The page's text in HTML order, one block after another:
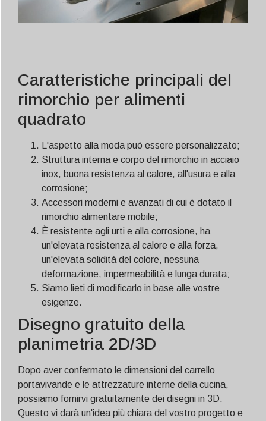
Caratteristiche principali del
rimorchio per alimenti
quadrato
L'aspetto alla moda può essere personalizzato;
Struttura interna e corpo del rimorchio in acciaio
inox, buona resistenza al calore, all'usura e alla
corrosione;
Accessori moderni e avanzati di cui è dotato il
rimorchio alimentare mobile;
È resistente agli urti e alla corrosione, ha
un'elevata resistenza al calore e alla forza,
un'elevata solidità del colore, nessuna
deformazione, impermeabilità e lunga durata;
Siamo lieti di modificarlo in base alle vostre
esigenze.
Disegno gratuito della
planimetria 2D/3D
Dopo aver confermato le dimensioni del carrello
portavivande e le attrezzature interne della cucina,
possiamo fornirvi gratuitamente dei disegni in 3D.
Questo vi darà un'idea più chiara del vostro progetto e